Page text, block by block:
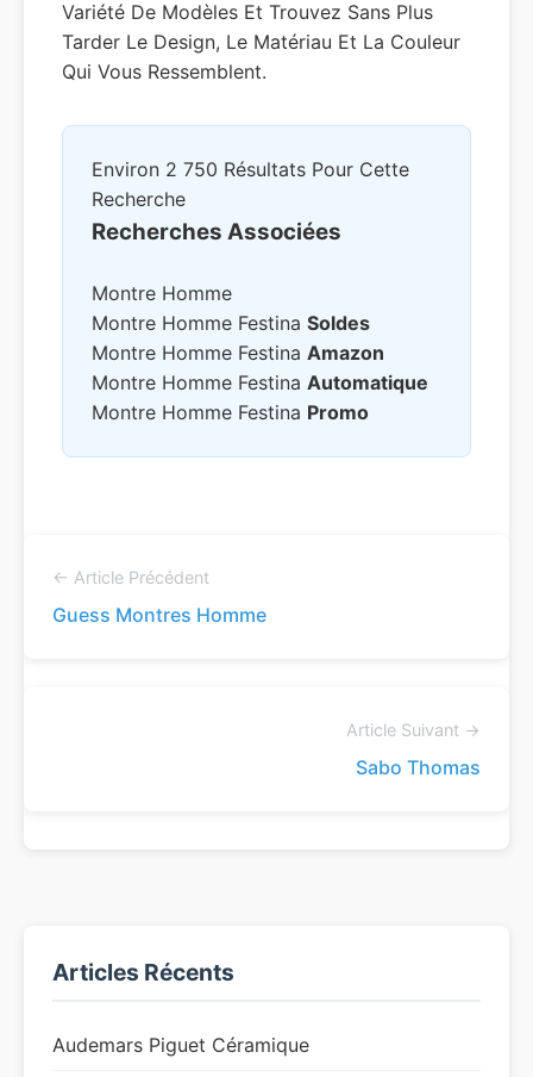
Variété De Modèles Et Trouvez Sans Plus
Tarder Le Design, Le Matériau Et La Couleur
Qui Vous Ressemblent.
Environ 2 750 Résultats Pour Cette
Recherche
Recherches Associées
Montre Homme
Montre Homme Festina Soldes
Montre Homme Festina Amazon
Montre Homme Festina Automatique
Montre Homme Festina Promo
← Article Précédent
Guess Montres Homme
Article Suivant →
Sabo Thomas
Articles Récents
Audemars Piguet Céramique